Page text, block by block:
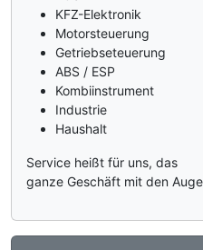
KFZ-Elektronik
Motorsteuerung
Getriebseteuerung
ABS / ESP
Kombiinstrument
Industrie
Haushalt
Service heißt für uns, das
ganze Geschäft mit den